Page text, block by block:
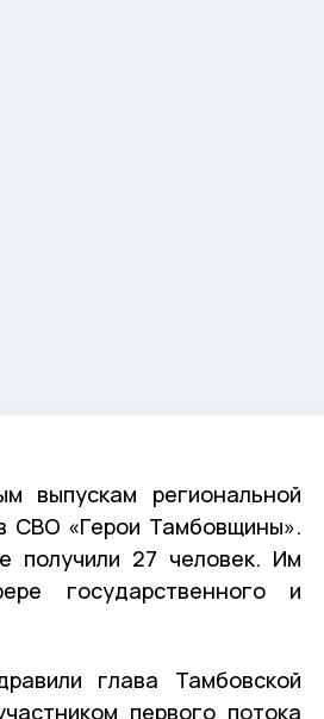
выпускам региональной
СВО «Герои Тамбовщины».
получили 27 человек. Им
государственного и
глава Тамбовской
первого потока